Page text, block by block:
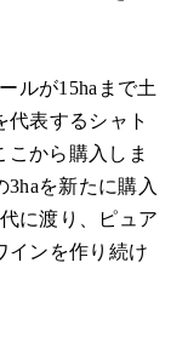
ルが15haまで土
表するシャト
こから購入しま
を新たに購入
に渡り、ピュア
インを作り続け